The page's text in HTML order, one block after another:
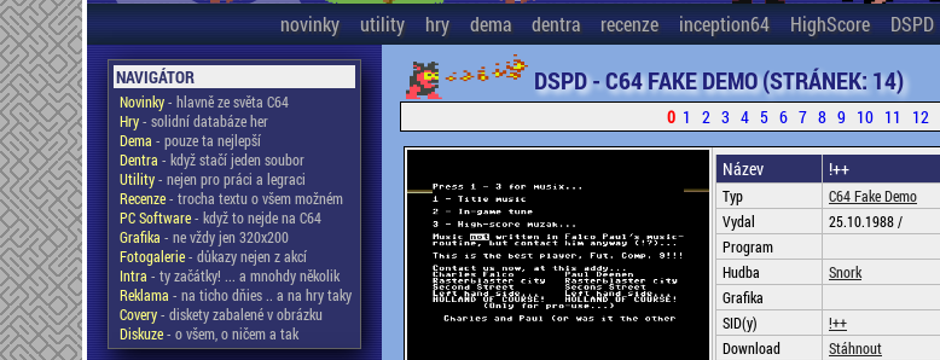
novinky utility hry dema dentra recenze inception64 HighScore DSPD
NAVIGÁTOR
Novinky- hlavně ze světa C64
Hry- solidní databáze her
Dema - pouze ta nejlepší
Dentra - když stačí jeden soubor
Utility- nejen pro práci a legraci
Recenze- trocha textu o všem možném
PC Software- když to nejde na C64
Grafika - ne vždy jen 320x200
Fotogalerie- důkazy nejen z akcí
Intra - ty začátky! ... a mnohdy několik
Reklama - na ticho dňies .. a na hry taky
Covery- diskety zabalené v obrázku
Diskuze- o všem, o ničem a tak
DSPD - C64 FAKE DEMO (STRÁNEK: 14)
0 1 2 3 4 5 6 7 8 9 10 11 12
Název !++
Typ
C64 Fake Demo
Vydal
25.10.1988 /
Program
Hudba
Snork
Grafika
SID(y)
!++
Download
Stáhnout